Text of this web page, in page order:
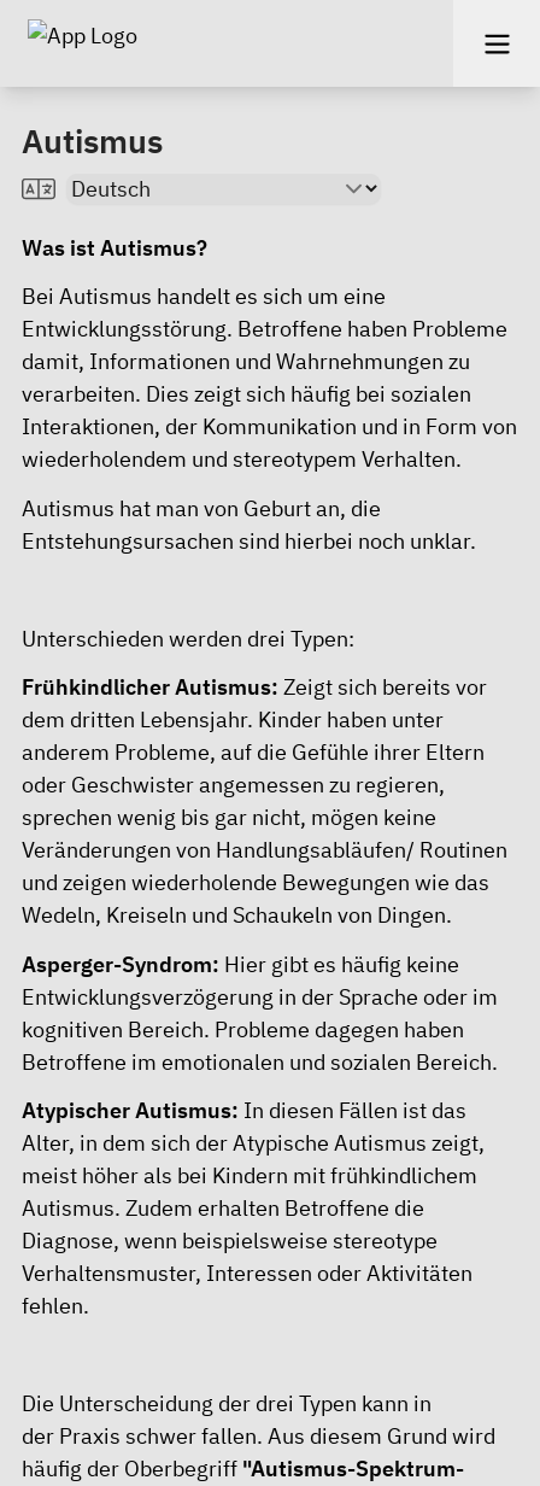
Autismus
Was ist Autismus?
Bei Autismus handelt es sich um eine
Entwicklungsstörung. Betroffene haben Probleme
damit, Informationen und Wahrnehmungen zu
verarbeiten. Dies zeigt sich häufig bei sozialen
Interaktionen, der Kommunikation und in Form von
wiederholendem und stereotypem Verhalten.
Autismus hat man von Geburt an, die
Entstehungsursachen sind hierbei noch unklar.
Unterschieden werden drei Typen:
Frühkindlicher Autismus: Zeigt sich bereits vor
dem dritten Lebensjahr. Kinder haben unter
anderem Probleme, auf die Gefühle ihrer Eltern
oder Geschwister angemessen zu regieren,
sprechen wenig bis gar nicht, mögen keine
Veränderungen von Handlungsabläufen/ Routinen
und zeigen wiederholende Bewegungen wie das
Wedeln, Kreiseln und Schaukeln von Dingen.
Asperger-Syndrom: Hier gibt es häufig keine
Entwicklungsverzögerung in der Sprache oder im
kognitiven Bereich. Probleme dagegen haben
Betroffene im emotionalen und sozialen Bereich.
Atypischer Autismus: In diesen Fällen ist das
Alter, in dem sich der Atypische Autismus zeigt,
meist höher als bei Kindern mit frühkindlichem
Autismus. Zudem erhalten Betroffene die
Diagnose, wenn beispielsweise stereotype
Verhaltensmuster, Interessen oder Aktivitäten
fehlen.
Die Unterscheidung der drei Typen kann in
der Praxis schwer fallen. Aus diesem Grund wird
häufig der Oberbegriff "Autismus-Spektrum-